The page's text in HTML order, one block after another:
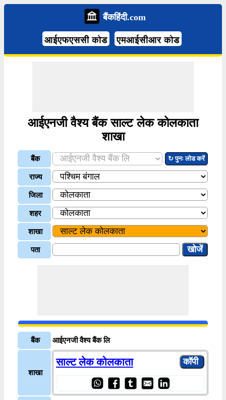
बैंकहिंदी.com
आईएफएससी कोड एमआईसीआर कोड
आईएनजी वैश्य बैंक साल्ट लेक कोलकाता
शाखा
बैंक ↻ पुनः लोड करें
राज्य
जिला
शहर
शाखा
पता
बैंक आईएनजी वैश्य बैंक लि
शाखा
साल्ट लेक कोलकाता